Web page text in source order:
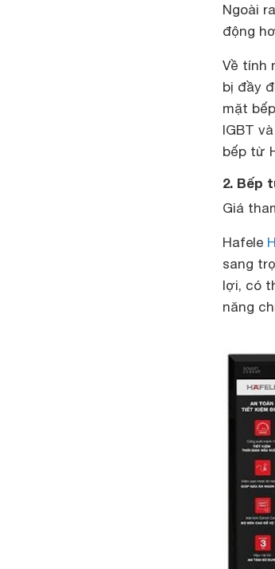
Ngoài
động
Về tính
bị đầy
mặt
IGBT
bếp từ
2. Bếp
Giá
Hafele
sang
lợi, có
năng